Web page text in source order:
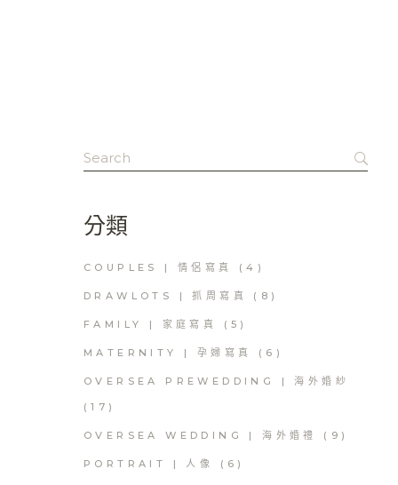
Search
for:
分類
COUPLES | 情侶寫真 (4)
DRAWLOTS | 抓周寫真 (8)
FAMILY | 家庭寫真 (5)
MATERNITY | 孕婦寫真 (6)
OVERSEA PREWEDDING | 海外婚紗
(17)
OVERSEA WEDDING | 海外婚禮 (9)
PORTRAIT | 人像 (6)